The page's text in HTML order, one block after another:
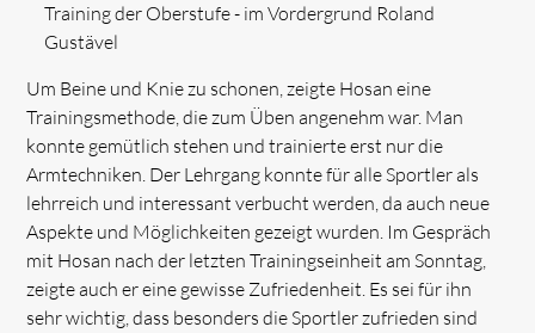
Training der Oberstufe - im Vordergrund Roland
Gustävel
Um Beine und Knie zu schonen, zeigte Hosan eine
Trainingsmethode, die zum Üben angenehm war. Man
konnte gemütlich stehen und trainierte erst nur die
Armtechniken. Der Lehrgang konnte für alle Sportler als
lehrreich und interessant verbucht werden, da auch neue
Aspekte und Möglichkeiten gezeigt wurden. Im Gespräch
mit Hosan nach der letzten Trainingseinheit am Sonntag,
zeigte auch er eine gewisse Zufriedenheit. Es sei für ihn
sehr wichtig, dass besonders die Sportler zufrieden sind